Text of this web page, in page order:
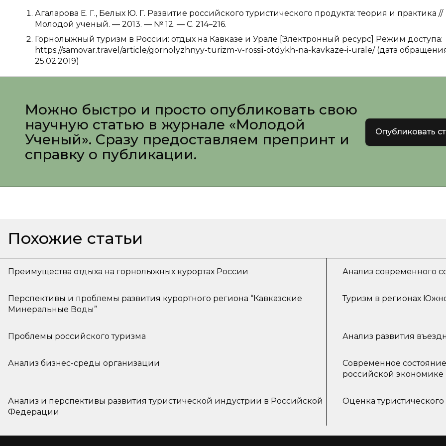
Агаларова Е. Г., Белых Ю. Г. Развитие российского туристического продукта: теория и практика //
Молодой ученый. — 2013. — № 12. — С. 214–216.
Горнолыжный туризм в России: отдых на Кавказе и Урале [Электронный ресурс] Режим доступа:
https://samovar.travel/article/gornolyzhnyy-turizm-v-rossii-otdykh-na-kavkaze-i-urale/ (дата
25.02.2019)
Можно быстро и просто опубликовать свою
научную статью в журнале «Молодой
Ученый». Сразу предоставляем препринт и
справку о публикации.
Опубликовать
Похожие статьи
Преимущества отдыха на горнолыжных курортах России Анализ современного
Перспективы и проблемы развития курортного региона “Кавказские
Минеральные Воды”
Туризм в регионах
Проблемы российского туризма Анализ развития
Анализ бизнес-среды организации
Современное
российской экономике
Анализ и перспективы развития туристической индустрии в Российской
Федерации
Оценка